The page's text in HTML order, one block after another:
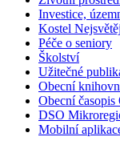
Investice,
Kostel
Péče o seniory
Školství
Užitečné
Obecní
Obecní časopis
DSO
Mobilní